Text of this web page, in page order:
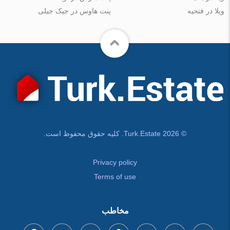
ویلا در فتحیه
پنت هاوس در جیک جیلی
© Turk.Estate 2026. کلیه حقوق محفوظ است.
Privacy policy
Terms of use
مخاطب